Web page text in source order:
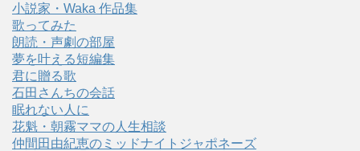
小説家・Waka 作品集
歌ってみた
朗読・声劇の部屋
夢を叶える短編集
君に贈る歌
石田さんちの会話
眠れない人に
花魁・朝霧ママの人生相談
仲間田由紀恵のミッドナイトジャポネーズ